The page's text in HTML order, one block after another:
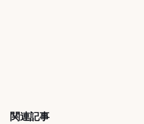
関連記事